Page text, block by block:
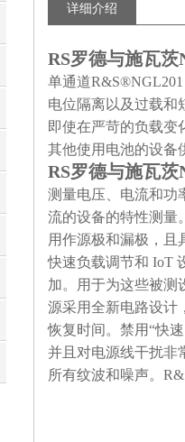
详细介绍
RS罗德与施瓦
单通道
电位隔离以及过载和
即使在严苛的负载变
其他使用电池的设备
RS罗德与施瓦
测量电压、电流和功
流的设备的特性测量
用作源极和漏极，且
快速负载调节和 IoT
加。用于为这些被测
源采用全新电路设计
恢复时间。禁用“快
并且对电源线干扰非
所有纹波和噪声。